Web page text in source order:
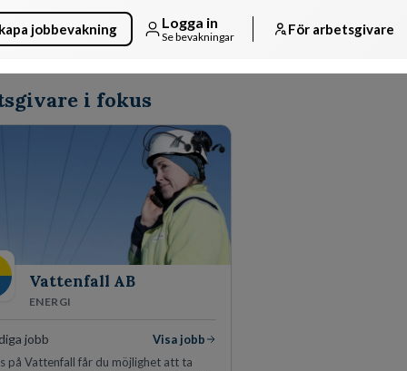
jobbevakning Logga in
Se bevakningar För arbetsgivare
i fokus
Vattenfall AB
ENERGI
jobb
Visa jobb
på Vattenfall får du möjlighet att ta